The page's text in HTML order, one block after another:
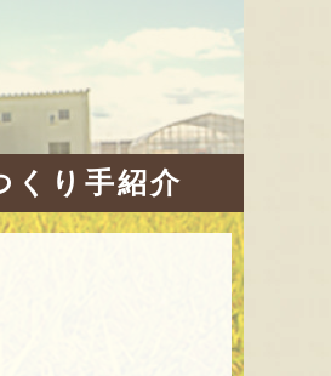
くり手紹介